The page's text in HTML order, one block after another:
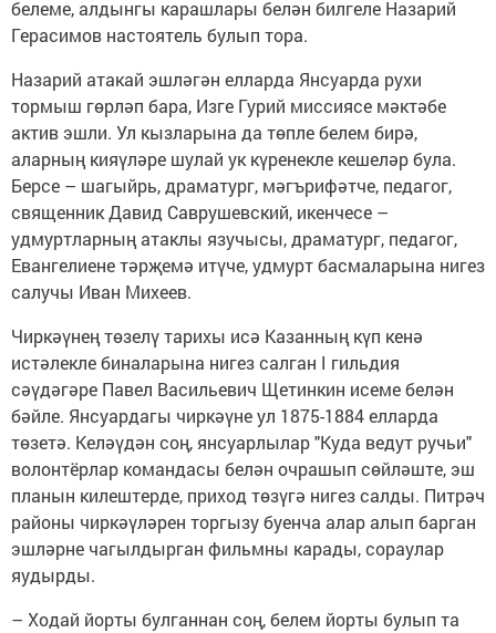
белеме, алдынгы карашлары белән билгеле Назарий
Герасимов настоятель булып тора.
Назарий атакай эшләгән елларда Янсуарда рухи
тормыш гөрләп бара, Изге Гурий миссиясе мәктәбе
актив эшли. Ул кызларына да төпле белем бирә,
аларның кияүләре шулай ук күренекле кешеләр була.
Берсе – шагыйрь, драматург, мәгърифәтче, педагог,
священник Давид Саврушевский, икенчесе –
удмуртларның атаклы язучысы, драматург, педагог,
Евангелиене тәрҗемә итүче, удмурт басмаларына нигез
салучы Иван Михеев.
Чиркәүнең төзелү тарихы исә Казанның күп кенә
истәлекле биналарына нигез салган I гильдия
сәүдәгәре Павел Васильевич Щетинкин исеме белән
бәйле. Янсуардагы чиркәүне ул 1875-1884 елларда
төзетә. Келәүдән соң, янсуарлылар "Куда ведут ручьи"
волонтёрлар командасы белән очрашып сөйләште, эш
планын килештерде, приход төзүгә нигез салды. Питрәч
районы чиркәүләрен торгызу буенча алар алып барган
эшләрне чагылдырган фильмны карады, сораулар
яудырды.
– Ходай йорты булганнан соң, белем йорты булып та